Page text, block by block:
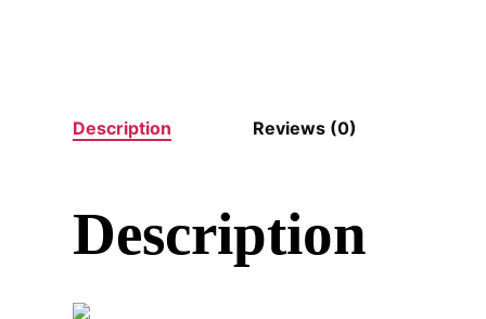
Description Reviews (0)
Description